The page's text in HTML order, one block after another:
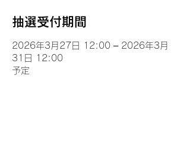
抽選受付期間
2026年3月27日 12:00 – 2026年3月
31日 12:00
予定